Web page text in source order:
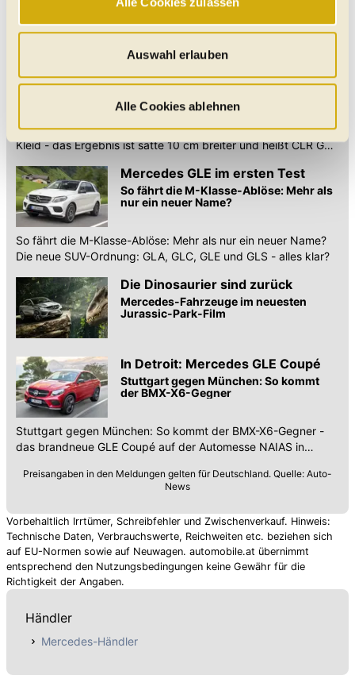
Website und sind stets aktiv. Mit Cookies für „Marketing“,
„Statistik“ und „Präferenzen“ möchten wir Ihren Website-
Besuch so komfortabel wie möglich gestalten - mit Klick
"Auswahl erlauben" können Sie selbst entscheiden,
welche Kategorien Sie zulassen möchten. Es werden nur
Daten verarbeitet, für die Sie uns Ihr Einverständnis
geben. Bitte beachten Sie, dass durch eine
Funktionalitäten der Website zur Verfügung stehen. Sie
können die Einstellungen jederzeit in unserer
Datenschutzerklärung
Auswahl erlauben
Alle Cookies ablehnen
AMG - mit Biturbo-V6 mit 367 PS in 5,7 Sekunden auf 100
Kohle fürs GLE Coupé
Tuner Lumma packt das Mercedes GLE
Tuner Lumma packt das Mercedes GLE Coupé in ein Carbon-
Kleid - das Ergebnis ist satte 10 cm breiter und heißt CLR G
Mercedes GLE im ersten Test
So fährt die M-Klasse-Ablöse: Mehr als
nur ein neuer Name?
So fährt die M-Klasse-Ablöse: Mehr als nur ein neuer Name?
Die neue SUV-Ordnung: GLA, GLC, GLE und GLS - alles klar?
Die Dinosaurier sind zurück
Mercedes-Fahrzeuge im neuesten
Jurassic-Park-Film
In Detroit: Mercedes GLE Coupé
Stuttgart gegen München: So kommt
der BMX-X6-Gegner
Stuttgart gegen München: So kommt der BMX-X6-Gegner -
das brandneue GLE Coupé auf der Automesse NAIAS in
Preisangaben in den Meldungen gelten für Deutschland. Quelle: Auto-
News
Vorbehaltlich Irrtümer, Schreibfehler und Zwischenverkauf. Hinweis:
Technische Daten, Verbrauchswerte, Reichweiten etc. beziehen sich
auf EU-Normen sowie auf Neuwagen. automobile.at übernimmt
entsprechend den Nutzungsbedingungen keine Gewähr für die
Richtigkeit der Angaben.
Händler
Mercedes-Händler